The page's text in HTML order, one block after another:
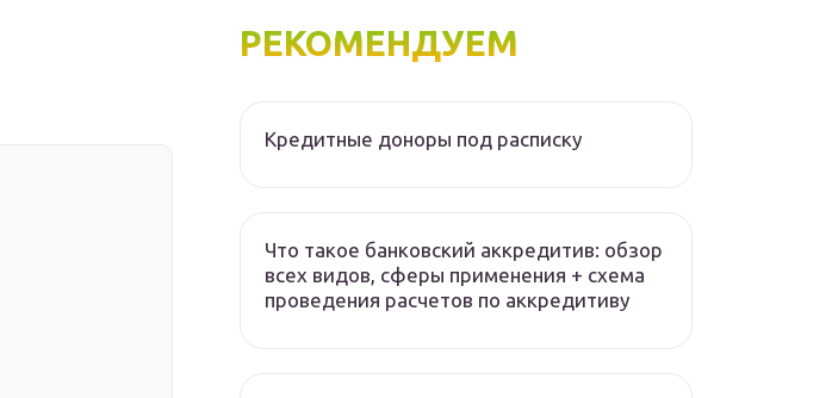
РЕКОМЕНДУЕМ
Кредитные доноры под расписку
Что такое банковский аккредитив: обзор
всех видов, сферы применения + схема
проведения расчетов по аккредитиву